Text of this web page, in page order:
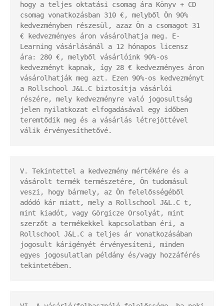
hogy a teljes oktatási csomag ára Könyv + CD
csomag vonatkozásban 310 €, melyből Ön 90%
kedvezményben részesül, azaz Ön a csomagot 31
€ kedvezményes áron vásárolhatja meg. E-
Learning vásárlásánál a 12 hónapos licensz
ára: 280 €, melyből vásárlóink 90%-os
kedvezményt kapnak, így 28 € kedvezményes áron
vásárolhatják meg azt. Ezen 90%-os kedvezményt
a Rollschool J&L.C biztosítja vásárlói
részére, mely kedvezményre való jogosultság
jelen nyilatkozat elfogadásával egy időben
teremtődik meg és a vásárlás létrejöttével
válik érvényesíthetővé.
V. Tekintettel a kedvezmény mértékére és a
vásárolt termék természetére, Ön tudomásul
veszi, hogy bármely, az Ön felelősségéből
adódó kár miatt, mely a Rollschool J&L.C t,
mint kiadót, vagy Görgicze Orsolyát, mint
szerzőt a termékekkel kapcsolatban éri, a
Rollschool J&L.C a teljes ár vonatkozásában
jogosult kárigényét érvényesíteni, minden
egyes jogosulatlan példány és/vagy hozzáférés
tekintetében.